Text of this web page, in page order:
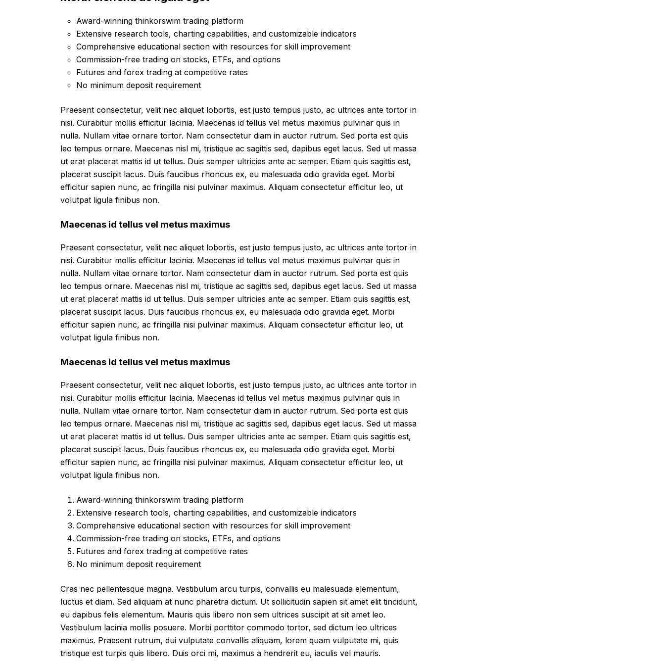
Award-winning thinkorswim trading platform
Extensive research tools, charting capabilities, and customizable indicators
Comprehensive educational section with resources for skill improvement
Commission-free trading on stocks, ETFs, and options
Futures and forex trading at competitive rates
No minimum deposit requirement
Praesent consectetur, velit nec aliquet lobortis, est justo tempus justo, ac ultrices ante tortor in
nisi. Curabitur mollis efficitur lacinia. Maecenas id tellus vel metus maximus pulvinar quis in
nulla. Nullam vitae ornare tortor. Nam consectetur diam in auctor rutrum. Sed porta est quis
leo tempus ornare. Maecenas nisl mi, tristique ac sagittis sed, dapibus eget lacus. Sed ut massa
ut erat placerat mattis id ut tellus. Duis semper ultricies ante ac semper. Etiam quis sagittis est,
placerat suscipit lacus. Duis faucibus rhoncus ex, eu malesuada odio gravida eget. Morbi
efficitur sapien nunc, ac fringilla nisi pulvinar maximus. Aliquam consectetur efficitur leo, ut
volutpat ligula finibus non.
Maecenas id tellus vel metus maximus
Praesent consectetur, velit nec aliquet lobortis, est justo tempus justo, ac ultrices ante tortor in
nisi. Curabitur mollis efficitur lacinia. Maecenas id tellus vel metus maximus pulvinar quis in
nulla. Nullam vitae ornare tortor. Nam consectetur diam in auctor rutrum. Sed porta est quis
leo tempus ornare. Maecenas nisl mi, tristique ac sagittis sed, dapibus eget lacus. Sed ut massa
ut erat placerat mattis id ut tellus. Duis semper ultricies ante ac semper. Etiam quis sagittis est,
placerat suscipit lacus. Duis faucibus rhoncus ex, eu malesuada odio gravida eget. Morbi
efficitur sapien nunc, ac fringilla nisi pulvinar maximus. Aliquam consectetur efficitur leo, ut
volutpat ligula finibus non.
Maecenas id tellus vel metus maximus
Praesent consectetur, velit nec aliquet lobortis, est justo tempus justo, ac ultrices ante tortor in
nisi. Curabitur mollis efficitur lacinia. Maecenas id tellus vel metus maximus pulvinar quis in
nulla. Nullam vitae ornare tortor. Nam consectetur diam in auctor rutrum. Sed porta est quis
leo tempus ornare. Maecenas nisl mi, tristique ac sagittis sed, dapibus eget lacus. Sed ut massa
ut erat placerat mattis id ut tellus. Duis semper ultricies ante ac semper. Etiam quis sagittis est,
placerat suscipit lacus. Duis faucibus rhoncus ex, eu malesuada odio gravida eget. Morbi
efficitur sapien nunc, ac fringilla nisi pulvinar maximus. Aliquam consectetur efficitur leo, ut
volutpat ligula finibus non.
Award-winning thinkorswim trading platform
Extensive research tools, charting capabilities, and customizable indicators
Comprehensive educational section with resources for skill improvement
Commission-free trading on stocks, ETFs, and options
Futures and forex trading at competitive rates
No minimum deposit requirement
Cras nec pellentesque magna. Vestibulum arcu turpis, convallis eu malesuada elementum,
luctus et diam. Sed aliquam at nunc pharetra dictum. Ut sollicitudin sapien sit amet elit tincidunt,
eu dapibus felis elementum. Mauris quis libero non sem ultrices suscipit at sit amet leo.
Vestibulum lacinia mollis posuere. Morbi porttitor commodo tortor, sed dictum leo ultrices
maximus. Praesent rutrum, dui vulputate convallis aliquam, lorem quam vulputate mi, quis
tristique est turpis quis libero. Duis orci mi, maximus a hendrerit eu, iaculis vel mauris.